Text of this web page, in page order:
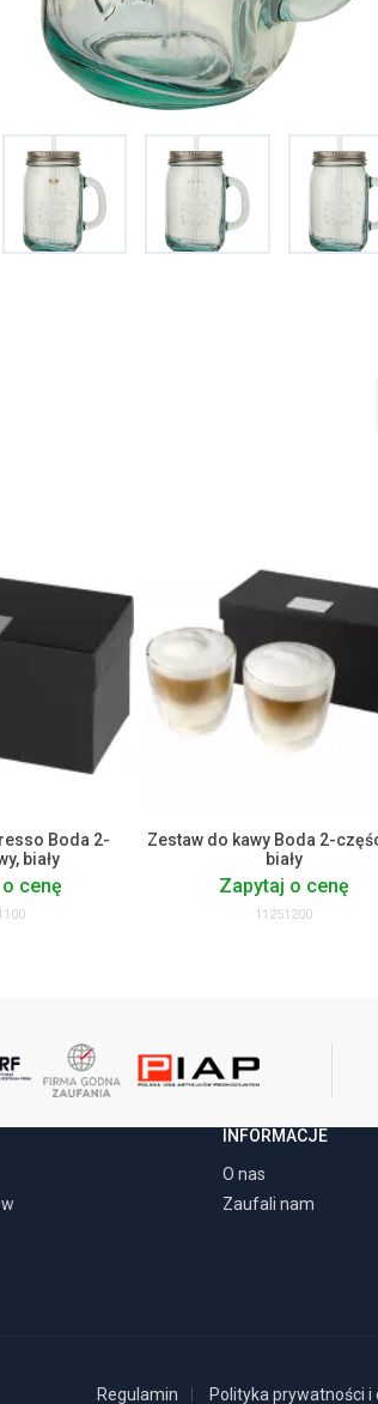
Boda 2-
biały
cenę
Zestaw do kawy Boda 2-
biały
Zapytaj o cenę
11251200
INFORMACJE
O nas
Zaufali nam
Regulamin Polityka prywatności i